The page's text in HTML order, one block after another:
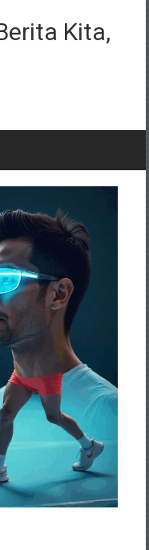
Kita,